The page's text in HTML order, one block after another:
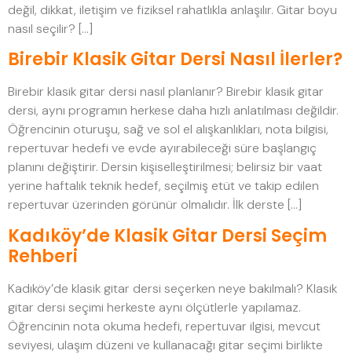
değil, dikkat, iletişim ve fiziksel rahatlıkla anlaşılır. Gitar boyu
nasıl seçilir? […]
Birebir Klasik Gitar Dersi Nasıl İlerler?
Birebir klasik gitar dersi nasıl planlanır? Birebir klasik gitar
dersi, aynı programın herkese daha hızlı anlatılması değildir.
Öğrencinin oturuşu, sağ ve sol el alışkanlıkları, nota bilgisi,
repertuvar hedefi ve evde ayırabileceği süre başlangıç
planını değiştirir. Dersin kişiselleştirilmesi; belirsiz bir vaat
yerine haftalık teknik hedef, seçilmiş etüt ve takip edilen
repertuvar üzerinden görünür olmalıdır. İlk derste […]
Kadıköy’de Klasik Gitar Dersi Seçim
Rehberi
Kadıköy’de klasik gitar dersi seçerken neye bakılmalı? Klasik
gitar dersi seçimi herkeste aynı ölçütlerle yapılamaz.
Öğrencinin nota okuma hedefi, repertuvar ilgisi, mevcut
seviyesi, ulaşım düzeni ve kullanacağı gitar seçimi birlikte